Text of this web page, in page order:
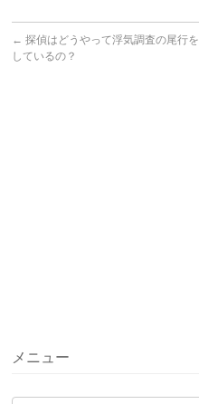
← 探偵はどうやって浮気調査の尾行を
しているの？
メニュー